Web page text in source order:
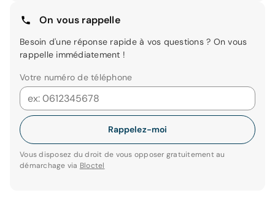
On vous rappelle
Besoin d'une réponse rapide à vos questions ? On vous
rappelle immédiatement !
Votre numéro de téléphone
Rappelez-moi
Vous disposez du droit de vous opposer gratuitement au
démarchage via Bloctel